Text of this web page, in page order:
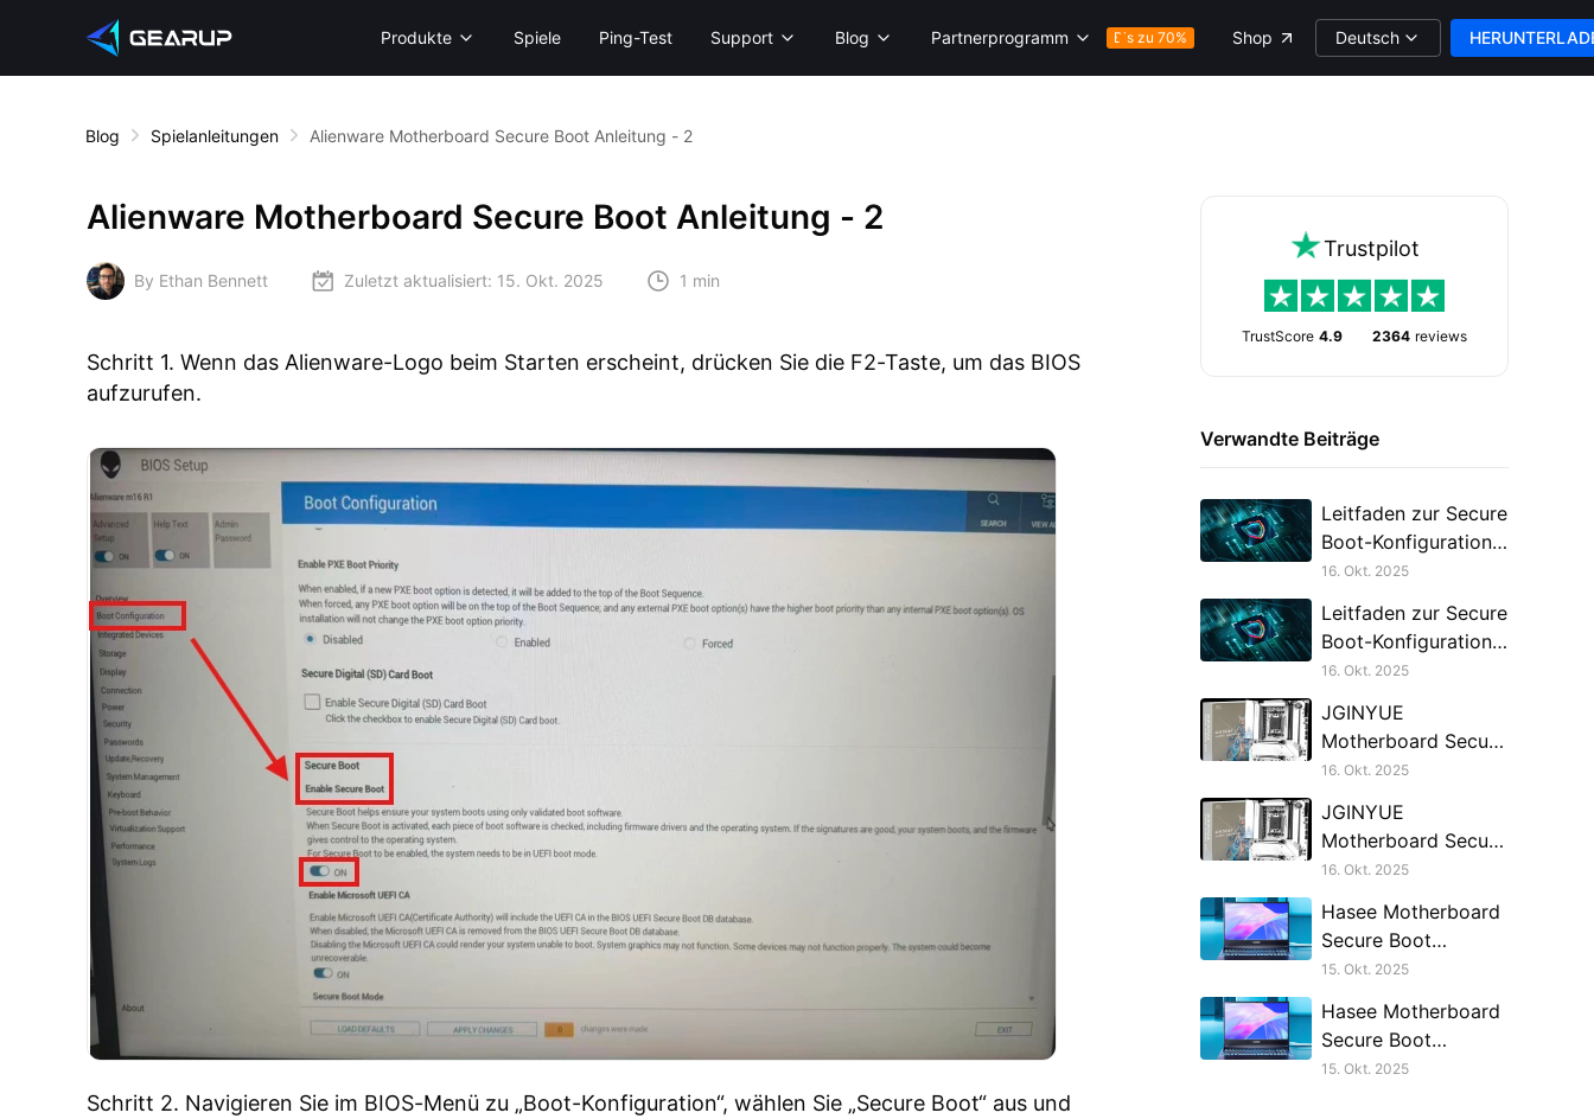
Produkte Spiele Ping-Test Support Blog Partnerprogramm Bis zu 70% Shop Deutsch
Blog Spielanleitungen Alienware Motherboard Secure Boot Anleitung - 2
Alienware Motherboard Secure Boot Anleitung - 2
By Ethan Bennett Zuletzt aktualisiert: 15. Okt. 2025 1 min
Schritt 1. Wenn das Alienware-Logo beim Starten erscheint, drücken Sie die F2-Taste, um das BIOS
aufzurufen.
Schritt 2. Navigieren Sie im BIOS-Menü zu „Boot-Konfiguration“, wählen Sie „Secure Boot“ aus und
Trustpilot
TrustScore 4.9 2364 reviews
Verwandte Beiträge
Leitfaden zur Secure
Boot-Konfiguration
für alle Mainboard-
Marken - 2
16. Okt. 2025
Leitfaden zur Secure
Boot-Konfiguration
für alle Mainboard-
16. Okt. 2025
JGINYUE
Motherboard Secure
Boot Anleitung - 2
16. Okt. 2025
JGINYUE
Motherboard Secure
Boot Anleitung
16. Okt. 2025
Hasee Motherboard
Secure Boot
Anleitung -2
15. Okt. 2025
Hasee Motherboard
Secure Boot
Anleitung
15. Okt. 2025